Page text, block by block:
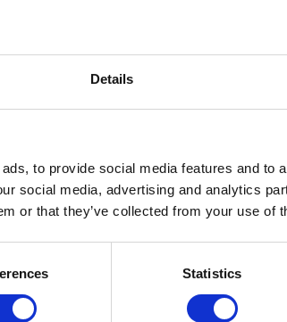
Details
to provide social media features and to
social media, advertising and analytics
or that they’ve collected from your use of
Statistics
vaak een verhouding van 40-
seconde wordt verwerkt in een
(kilobits per seconde). Een hogere
bitrate leidt tot onnodige buffertijd